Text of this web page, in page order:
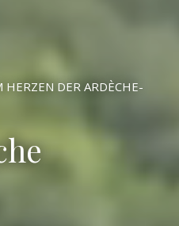
DER ARDÈCHE-